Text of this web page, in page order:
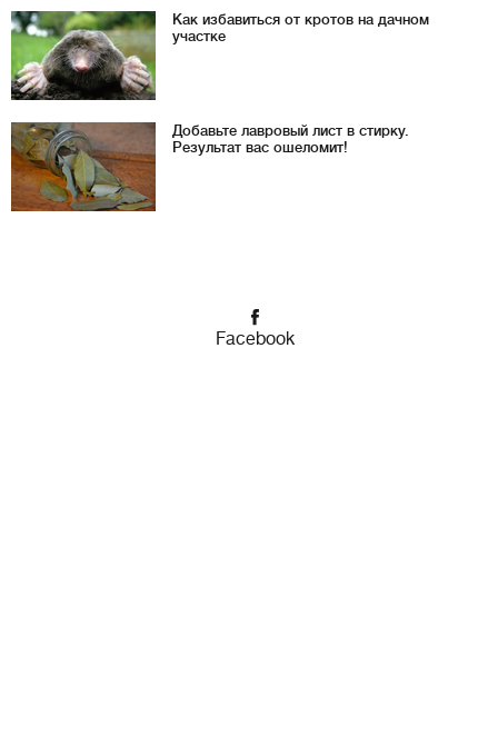
Как избавиться от кротов на дачном
участке
Добавьте лавровый лист в стирку.
Результат вас ошеломит!
Facebook